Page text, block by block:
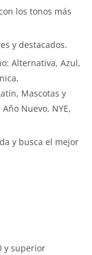
los tonos más
y destacados.
Alternativa, Azul,
Mascotas y
Nuevo, NYE,
y busca el mejor
y superior